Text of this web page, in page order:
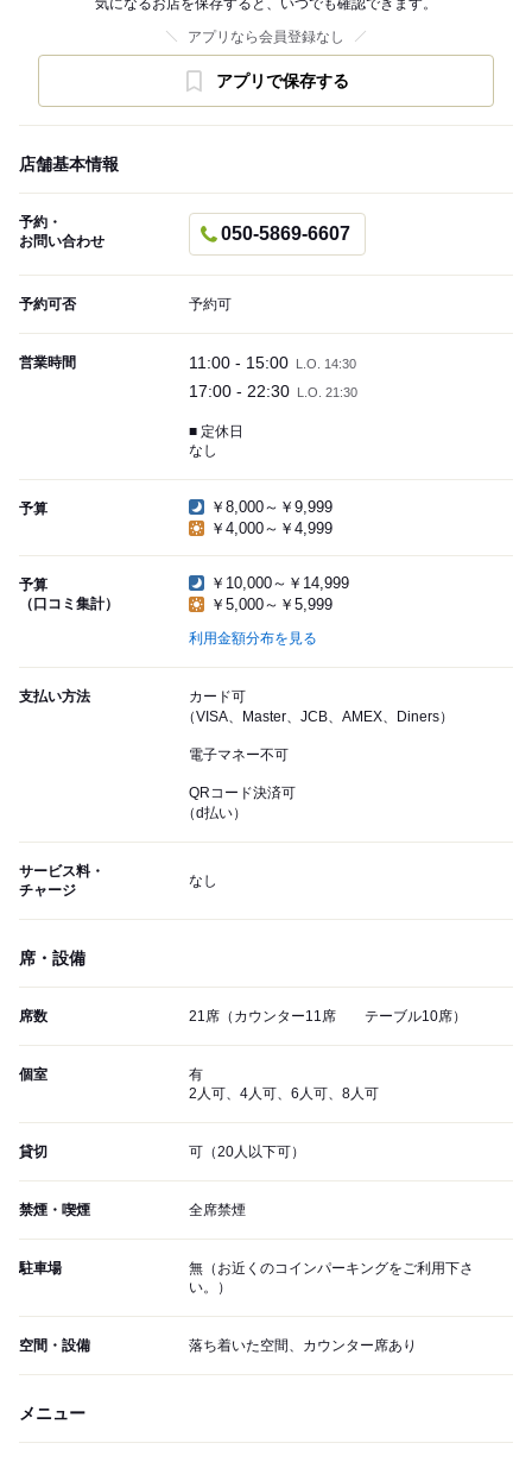
気になるお店を保存すると、いつでも確認できます。
アプリなら会員登録なし
アプリで保存する
店舗基本情報
予約・
お問い合わせ
050-5869-6607
予約可否 予約可
営業時間 11:00 - 15:00 L.O. 14:30
17:00 - 22:30 L.O. 21:30
■ 定休日
なし
予算
￥8,000～￥9,999
￥4,000～￥4,999
予算
（口コミ集計）
￥10,000～￥14,999
￥5,000～￥5,999
利用金額分布を見る
支払い方法
カード可
（VISA、Master、JCB、AMEX、Diners）
電子マネー不可
QRコード決済可
（d払い）
サービス料・
チャージ
なし
席・設備
席数 21席（カウンター11席 テーブル10席）
個室
有
2人可、4人可、6人可、8人可
貸切 可（20人以下可）
禁煙・喫煙 全席禁煙
駐車場
無（お近くのコインパーキングをご利用下さ
い。）
空間・設備 落ち着いた空間、カウンター席あり
メニュー